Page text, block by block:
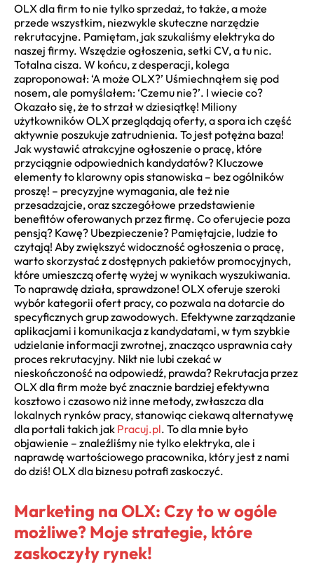
OLX dla firm to nie tylko sprzedaż, to także, a może
przede wszystkim, niezwykle skuteczne narzędzie
rekrutacyjne. Pamiętam, jak szukaliśmy elektryka do
naszej firmy. Wszędzie ogłoszenia, setki CV, a tu nic.
Totalna cisza. W końcu, z desperacji, kolega
zaproponował: ‘A może OLX?’ Uśmiechnąłem się pod
nosem, ale pomyślałem: ‘Czemu nie?’. I wiecie co?
Okazało się, że to strzał w dziesiątkę! Miliony
użytkowników OLX przeglądają oferty, a spora ich część
aktywnie poszukuje zatrudnienia. To jest potężna baza!
Jak wystawić atrakcyjne ogłoszenie o pracę, które
przyciągnie odpowiednich kandydatów? Kluczowe
elementy to klarowny opis stanowiska – bez ogólników
proszę! – precyzyjne wymagania, ale też nie
przesadzajcie, oraz szczegółowe przedstawienie
benefitów oferowanych przez firmę. Co oferujecie poza
pensją? Kawę? Ubezpieczenie? Pamiętajcie, ludzie to
czytają! Aby zwiększyć widoczność ogłoszenia o pracę,
warto skorzystać z dostępnych pakietów promocyjnych,
które umieszczą ofertę wyżej w wynikach wyszukiwania.
To naprawdę działa, sprawdzone! OLX oferuje szeroki
wybór kategorii ofert pracy, co pozwala na dotarcie do
specyficznych grup zawodowych. Efektywne zarządzanie
aplikacjami i komunikacja z kandydatami, w tym szybkie
udzielanie informacji zwrotnej, znacząco usprawnia cały
proces rekrutacyjny. Nikt nie lubi czekać w
nieskończoność na odpowiedź, prawda? Rekrutacja przez
OLX dla firm może być znacznie bardziej efektywna
kosztowo i czasowo niż inne metody, zwłaszcza dla
lokalnych rynków pracy, stanowiąc ciekawą alternatywę
dla portali takich jak Pracuj.pl. To dla mnie było
objawienie – znaleźliśmy nie tylko elektryka, ale i
naprawdę wartościowego pracownika, który jest z nami
do dziś! OLX dla biznesu potrafi zaskoczyć.
Marketing na OLX: Czy to w ogóle
możliwe? Moje strategie, które
zaskoczyły rynek!